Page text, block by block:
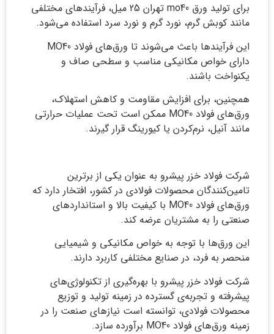
برای تولید ورق mo40 تهران 25 میل، فرآیندهای مختلفی
مانند کوبش گرم، نورد گرم و نورد سرد استفاده می‌شود.
این فرآیندها باعث می‌شوند تا ورق‌های فولاد MO40
دارای خواص مکانیکی مناسب و سطحی صاف و
یکنواخت باشند.
همچنین، برای افزایش مقاومت و کاهش استهلاک،
ورق‌های فولاد MO40 ممکن است تحت عملیات حرارتی
مانند آنیل، نرم‌کردن یا کیورینگ قرار گیرند.
شرکت فولاد خزر پیشرو به عنوان یکی از برترین
تامین‌کنندگان محصولات فولادی در کشور، افتخار دارد که
ورق‌های فولاد MO40 با کیفیت بالا و استانداردهای
صنعتی را به مشتریان عرضه کند.
این ورق‌ها با توجه به خواص مکانیکی و شیمیایی
منحصر به فرد، در صنایع مختلفی کاربرد دارند.
شرکت فولاد خزر پیشرو با بهره‌گیری از تکنولوژی‌های
پیشرفته و تجربه‌ی گسترده در زمینه تولید و توزیع
محصولات فولادی، توانسته است نیازهای صنعت را در
زمینه ورق‌های فولاد MO40 برآورده سازد.